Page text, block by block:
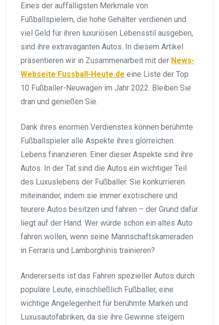
Eines der auffälligsten Merkmale von
Fußballspielern, die hohe Gehälter verdienen und
viel Geld für ihren luxuriösen Lebensstil ausgeben,
sind ihre extravaganten Autos. In diesem Artikel
präsentieren wir in Zusammenarbeit mit der News-
Webseite Fussball-Heute.de eine Liste der Top
10 Fußballer-Neuwagen im Jahr 2022. Bleiben Sie
dran und genießen Sie.
Dank ihres enormen Verdienstes können berühmte
Fußballspieler alle Aspekte ihres glorreichen
Lebens finanzieren. Einer dieser Aspekte sind ihre
Autos. In der Tat sind die Autos ein wichtiger Teil
des Luxuslebens der Fußballer. Sie konkurrieren
miteinander, indem sie immer exotischere und
teurere Autos besitzen und fahren – der Grund dafür
liegt auf der Hand. Wer würde schon ein altes Auto
fahren wollen, wenn seine Mannschaftskameraden
in Ferraris und Lamborghinis trainieren?
Andererseits ist das Fahren spezieller Autos durch
populäre Leute, einschließlich Fußballer, eine
wichtige Angelegenheit für berühmte Marken und
Luxusautofabriken, da sie ihre Gewinne steigern